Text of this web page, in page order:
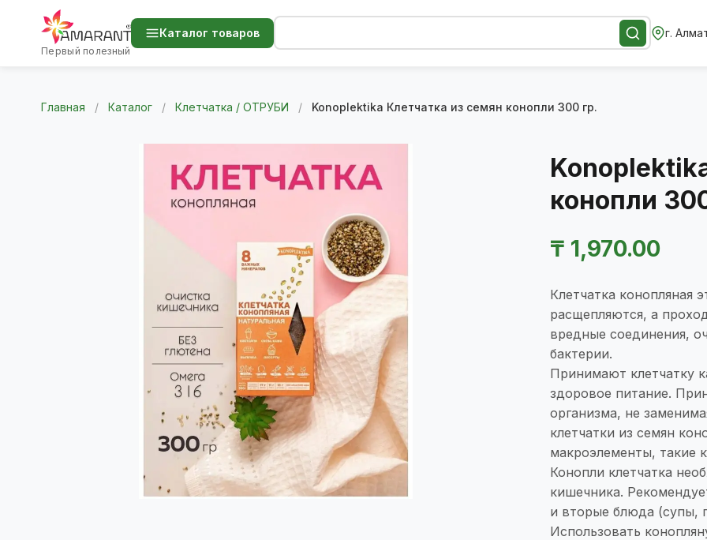
Первый полезный
Каталог товаров г.
Главная / Каталог / Клетчатка / ОТРУБИ / Konoplektika Клетчатка из семян конопли 300 гр.
конопли
₸ 1,970.00
Клетчатка конопляная
расщепляются, а
вредные соединения,
бактерии.
Принимают клетчатку
здоровое питание.
организма, не
клетчатки из семян
макроэлементы, такие
Конопли клетчатка
кишечника.
и вторые блюда (супы,
Использовать